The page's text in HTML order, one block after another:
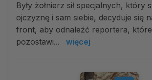
Były żołnierz sił specjalnych, który
ojczyznę i sam siebie, decyduje się
front, aby odnaleźć reportera,
pozostawi...
więcej